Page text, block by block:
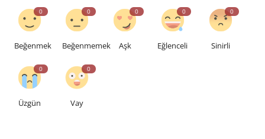
0
Beğenmek
0
Beğenmemek
0
Aşk
0
Eğlenceli
0
Sinirli
0
Üzgün
0
Vay